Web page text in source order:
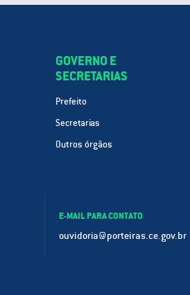
GOVERNO E
SECRETARIAS
Prefeito
Secretarias
Outros órgãos
E-MAIL PARA CONTATO
ouvidoria@porteiras.ce.gov.br